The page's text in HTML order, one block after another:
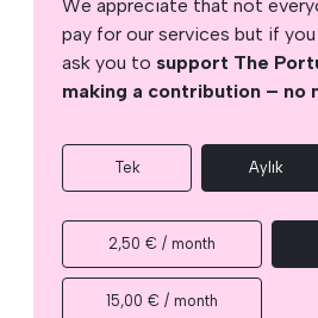
We appreciate that not
pay for our services but if
ask you to support The
making a contribution – no
Tek Aylık
2,50 € / month
15,00 € / month